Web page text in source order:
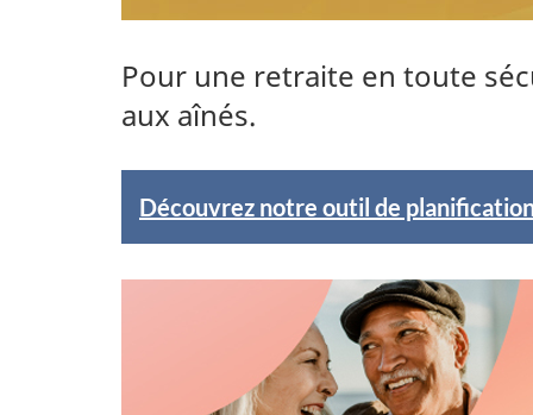
Pour une retraite en toute
aux aînés.
E
n
Découvrez notre outil de